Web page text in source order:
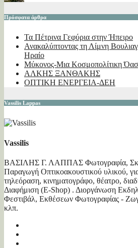
Πρόσφατα άρθρα
Τα Πέτρινα Γεφύρια στην Ήπειρο
Ανακαλύπτοντας τη Λίμνη
Ηραίο
Μύκονος-Μια Κοσμοπολίτικη
ΑΛΚΗΣ ΞΑΝΘΑΚΗΣ
ΟΠΤΙΚΗ ΕΝΕΡΓΕΙΑ-ΔΕΗ
Vassilis Lappas
Vassilis
ΒΑΣΙΛΗΣ Γ. ΛΑΠΠΑΣ Φωτογραφία,
Παραγωγή Οπτικοακουστικού υλικού,
τηλεόραση, κινηματογράφο, θέατρο,
Διαφήμιση (E-Shop) . Διοργάνωση
Φεστιβάλ, Εκθέσεων Φωτογραφίας -
κλπ.